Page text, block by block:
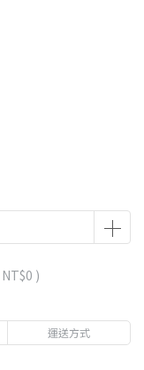
NT$0 )
運送方式